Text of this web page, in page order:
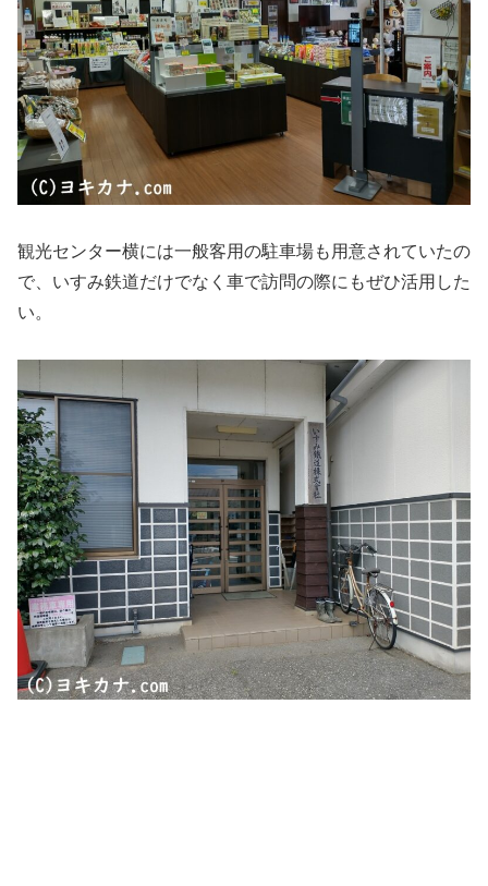
観光センター横には一般客用の駐車場も用意されていたの
で、いすみ鉄道だけでなく車で訪問の際にもぜひ活用した
い。